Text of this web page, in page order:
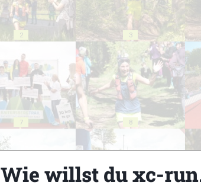
2 3
7 8
Wie willst du xc-